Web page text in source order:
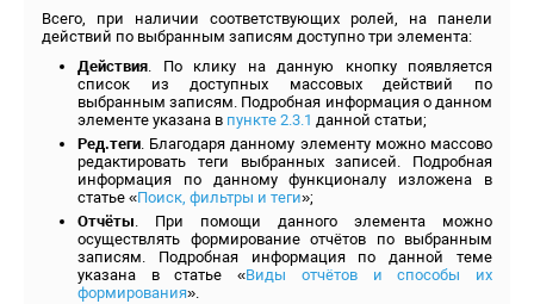
Всего, при наличии соответствующих ролей, на панели
действий по выбранным записям доступно три элемента:
Действия. По клику на данную кнопку появляется
список из доступных массовых действий по
выбранным записям. Подробная информация о данном
элементе указана в пункте 2.3.1 данной статьи;
Ред.теги. Благодаря данному элементу можно массово
редактировать теги выбранных записей. Подробная
информация по данному функционалу изложена в
статье «Поиск, фильтры и теги»;
Отчёты. При помощи данного элемента можно
осуществлять формирование отчётов по выбранным
записям. Подробная информация по данной теме
указана в статье «Виды отчётов и способы их
формирования».